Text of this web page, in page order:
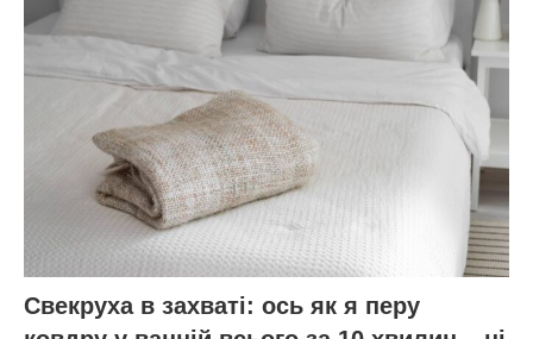
Свекруха в захваті: ось як я перу